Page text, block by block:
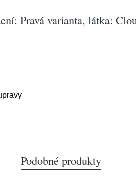
Pravá varianta, látka:
Podobné produkty